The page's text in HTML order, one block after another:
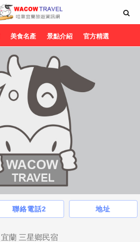
美食名產 景點介紹 官方精選
聯絡電話2 地址
宜蘭 三星鄉民宿